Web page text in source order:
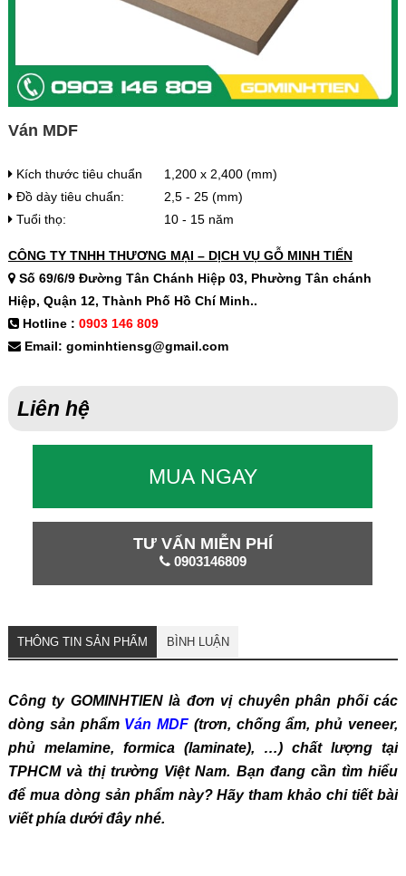
Ván MDF
Kích thước tiêu chuẩn
1,200 x 2,400 (mm)
Đồ dày tiêu chuẩn:
2,5 - 25 (mm)
Tuổi thọ:
10 - 15 năm
CÔNG TY TNHH THƯƠNG MẠI – DỊCH VỤ GỖ MINH TIẾN
Số 69/6/9 Đường Tân Chánh Hiệp 03, Phường Tân chánh
Hiệp, Quận 12, Thành Phố Hồ Chí Minh..
Hotline : 0903 146 809
Email: gominhtiensg@gmail.com
Liên hệ
MUA NGAY
TƯ VẤN MIỄN PHÍ
0903146809
THÔNG TIN SẢN PHẨM BÌNH LUẬN
Công ty GOMINHTIEN là đơn vị chuyên phân phối các
dòng sản phẩm Ván MDF (trơn, chống ẩm, phủ veneer,
phủ melamine, formica (laminate), …) chất lượng tại
TPHCM và thị trường Việt Nam. Bạn đang cần tìm hiểu
để mua dòng sản phẩm này? Hãy tham khảo chi tiết bài
viết phía dưới đây nhé.